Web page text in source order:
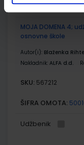
MOJA DOMENA 4;
osnovne škole
Autor(i): Blaženka
Nakladnik: ALFA d.d.
SKU: 567212
ŠIFRA OMOTA:
Udžbenik